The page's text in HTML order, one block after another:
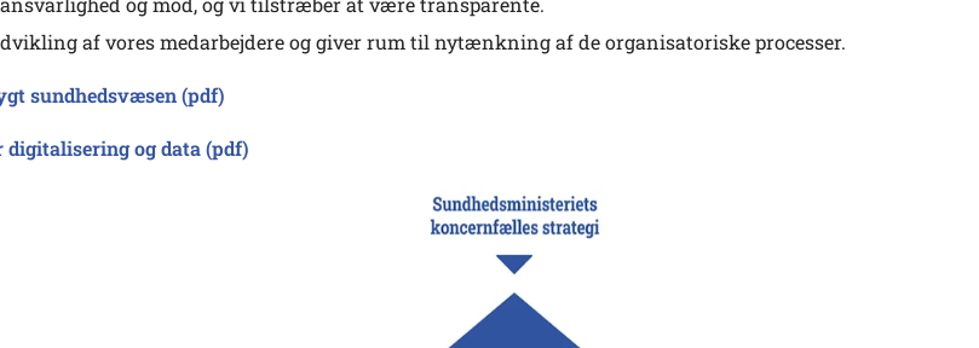
af vores medarbejdere og giver rum til nytænkning af de organisatoriske processer.
sundhedsvæsen (pdf)
og data (pdf)